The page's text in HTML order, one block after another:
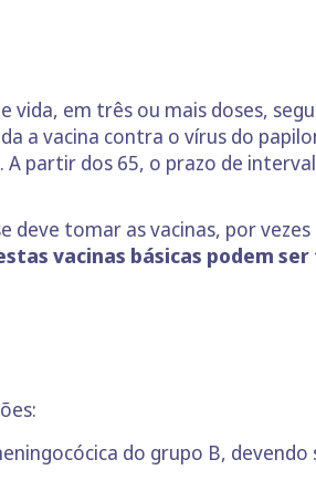
em três ou mais doses,
a vacina contra o vírus do
partir dos 65, o prazo de
deve tomar as vacinas, por
vacinas básicas podem
do grupo B,